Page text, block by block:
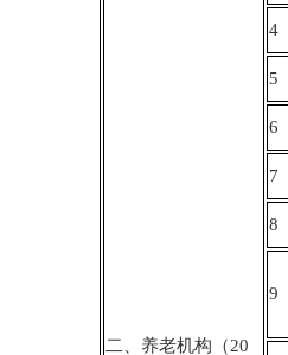
二、养老机构（20
4
5
6
7
8
9